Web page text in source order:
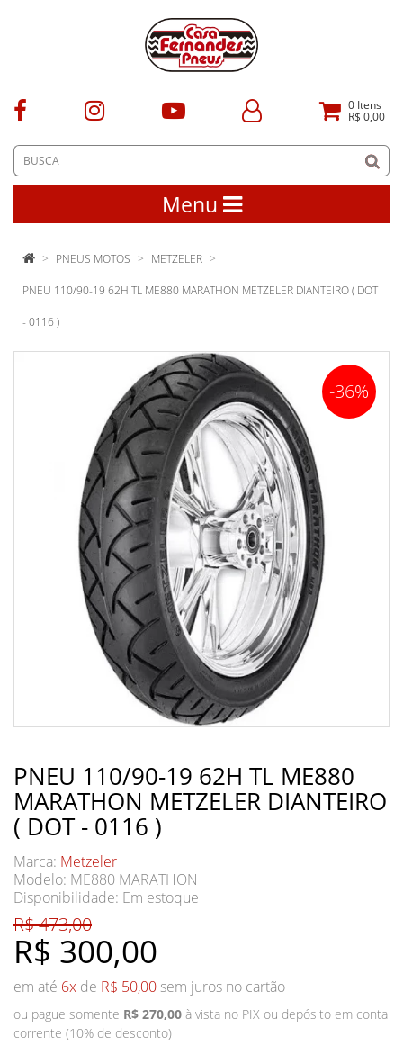
0 Itens
R$ 0,00
Menu
PNEUS MOTOS METZELER
PNEU 110/90-19 62H TL ME880 MARATHON METZELER DIANTEIRO ( DOT
- 0116 )
-36%
PNEU 110/90-19 62H TL ME880
MARATHON METZELER DIANTEIRO
( DOT - 0116 )
Marca: Metzeler
Modelo: ME880 MARATHON
Disponibilidade: Em estoque
R$ 300,00
R$ 473,00
em até 6x de R$ 50,00 sem juros no cartão
ou pague somente R$ 270,00 à vista no PIX ou depósito em conta
corrente (10% de desconto)